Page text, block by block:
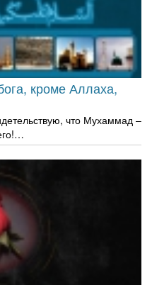
кроме Аллаха,
что Мухаммад –